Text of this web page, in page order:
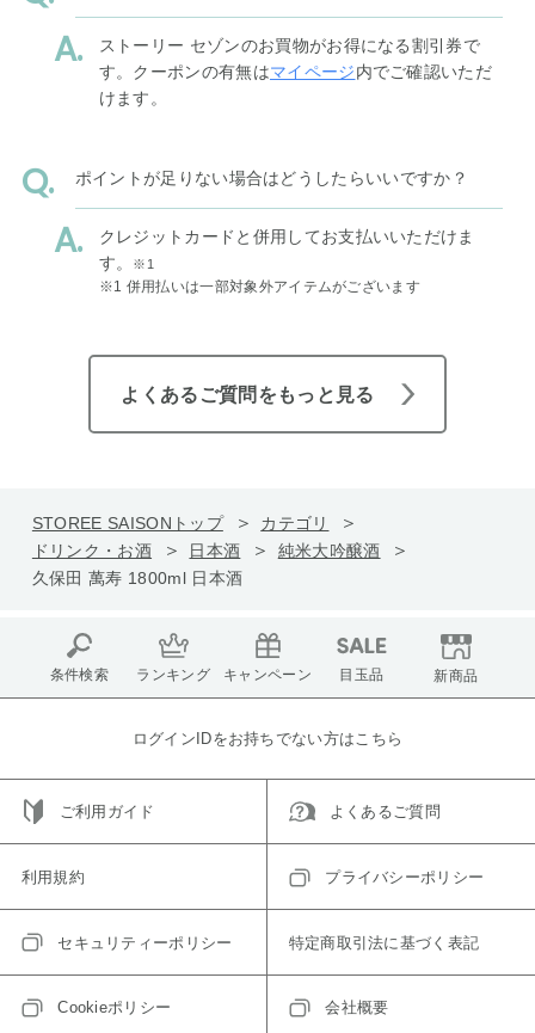
ストーリー セゾンのお買物がお得になる割引券で
す。クーポンの有無はマイページ内でご確認いただ
けます。
ポイントが足りない場合はどうしたらいいですか？
クレジットカードと併用してお支払いいただけま
す。
※1
※1 併用払いは一部対象外アイテムがございます
よくあるご質問をもっと見る
STOREE SAISONトップ
カテゴリ
ドリンク・お酒
日本酒
純米大吟醸酒
久保田 萬寿 1800ml 日本酒
条件検索 ランキング キャンペーン 目玉品 新商品
ログインIDをお持ちでない方はこちら
ご利用ガイド よくあるご質問
利用規約 プライバシーポリシー
セキュリティーポリシー 特定商取引法に基づく表記
Cookieポリシー 会社概要